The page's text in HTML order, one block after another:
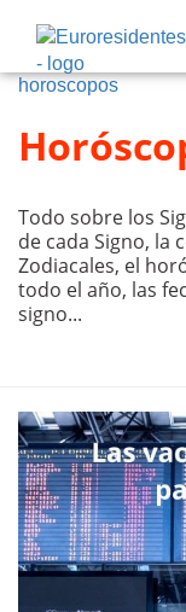
horoscopos
Todo sobre los
de cada Signo, la
Zodiacales, el
todo el año, las
signo...